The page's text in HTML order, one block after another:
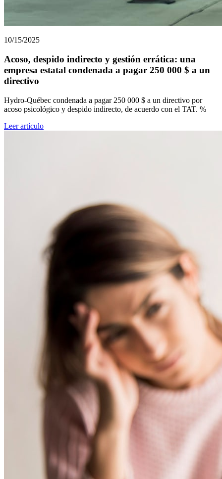
10/15/2025
Acoso, despido indirecto y gestión errática: una
empresa estatal condenada a pagar 250 000 $ a un
directivo
Hydro-Québec condenada a pagar 250 000 $ a un directivo por
acoso psicológico y despido indirecto, de acuerdo con el TAT. %
Leer artículo